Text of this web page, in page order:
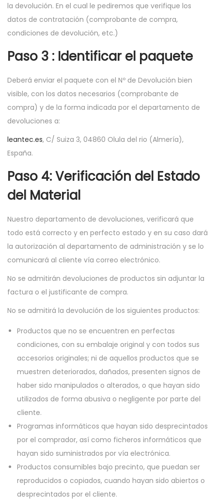
la devolución. En el cual le pediremos que verifique los
datos de contratación (comprobante de compra,
condiciones de devolución, etc.)
Paso 3 : Identificar el paquete
Deberá enviar el paquete con el Nº de Devolución bien
visible, con los datos necesarios (comprobante de
compra) y de la forma indicada por el departamento de
devoluciones a:
leantec.es, C/ Suiza 3, 04860 Olula del rio (Almería),
España.
Paso 4: Verificación del Estado
del Material
Nuestro departamento de devoluciones, verificará que
todo está correcto y en perfecto estado y en su caso dará
la autorización al departamento de administración y se lo
comunicará al cliente vía correo electrónico.
No se admitirán devoluciones de productos sin adjuntar la
factura o el justificante de compra.
No se admitirá la devolución de los siguientes productos:
Productos que no se encuentren en perfectas
condiciones, con su embalaje original y con todos sus
accesorios originales; ni de aquellos productos que se
muestren deteriorados, dañados, presenten signos de
haber sido manipulados o alterados, o que hayan sido
utilizados de forma abusiva o negligente por parte del
cliente.
Programas informáticos que hayan sido desprecintados
por el comprador, así como ficheros informáticos que
hayan sido suministrados por vía electrónica.
Productos consumibles bajo precinto, que puedan ser
reproducidos o copiados, cuando hayan sido abiertos o
desprecintados por el cliente.